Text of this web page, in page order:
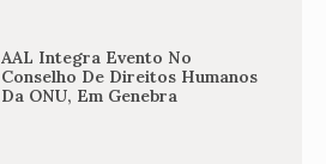
AAL Integra Evento No
Conselho De Direitos Humanos
Da ONU, Em Genebra